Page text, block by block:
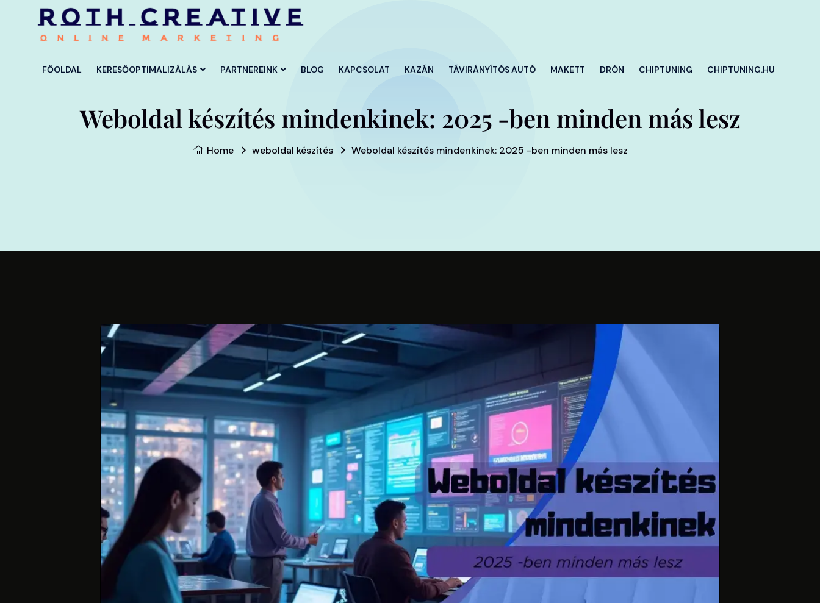
FŐOLDAL KERESŐOPTIMALIZÁLÁS PARTNEREINK BLOG KAPCSOLAT KAZÁN TÁVIRÁNYÍTÓS AUTÓ MAKETT DRÓN CHIPTUNING CHIPTUNING.HU
Weboldal készítés mindenkinek: 2025 -ben minden más lesz
Home weboldal készítés Weboldal készítés mindenkinek: 2025 -ben minden más lesz